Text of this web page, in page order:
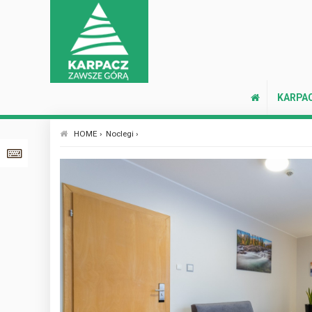
HOME › Noclegi ›